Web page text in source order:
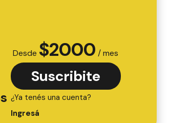
Desde $2000 / mes
Suscribite
¿Ya tenés una cuenta?
Ingresá